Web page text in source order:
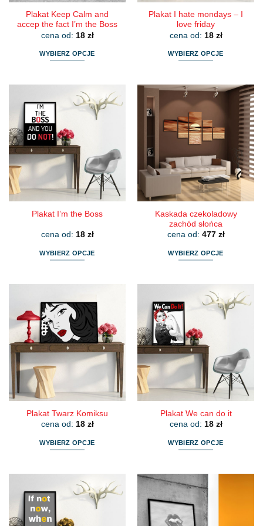
Plakat Keep Calm and
accep the fact I’m the Boss
cena od: 18 zł
WYBIERZ OPCJE
wiele
wariantów.
Opcje
można
wybrać
na
stronie
produktu
Plakat I hate mondays – I
love friday
cena od: 18 zł
WYBIERZ OPCJE
ma
wiele
wariantów.
Opcje
można
wybrać
na
stronie
produktu
Plakat I’m the Boss
cena od: 18 zł
WYBIERZ OPCJE
wiele
wariantów.
Opcje
można
wybrać
produktu
Kaskada czekoladowy
zachód słońca
cena od: 477 zł
WYBIERZ OPCJE
wiele
wariantów.
Opcje
można
wybrać
na
stronie
produktu
Plakat Twarz Komiksu
cena od: 18 zł
WYBIERZ OPCJE
wiele
wariantów.
Opcje
Plakat We can do it
cena od: 18 zł
WYBIERZ OPCJE
ma
wiele
wariantów.
Opcje